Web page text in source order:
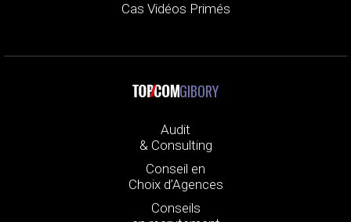
Cas Vidéos Primés
GIBORY
Audit
& Consulting
Conseil en
Choix d’Agences
Conseils